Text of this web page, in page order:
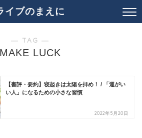
イブのまえに
― TAG ―
MAKE LUCK
【書評・要約】寝起きは太陽を拝め！ / 「運がい
い人」になるための小さな習慣
2022年5月20日